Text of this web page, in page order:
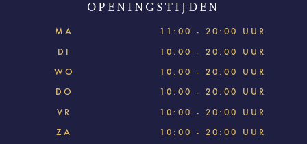
OPENINGSTIJDEN
MA
11:00 - 20:00 UUR
DI
10:00 - 20:00 UUR
WO
10:00 - 20:00 UUR
DO
10:00 - 20:00 UUR
VR
10:00 - 20:00 UUR
ZA
10:00 - 20:00 UUR